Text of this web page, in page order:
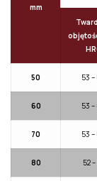
mm
50 53
60 53
70 53
80 52